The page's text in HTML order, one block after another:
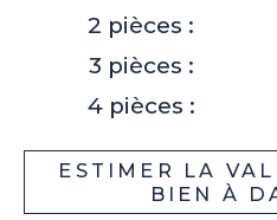
2 pièces :
3 pièces :
4 pièces :
ESTIMER LA
BIEN À